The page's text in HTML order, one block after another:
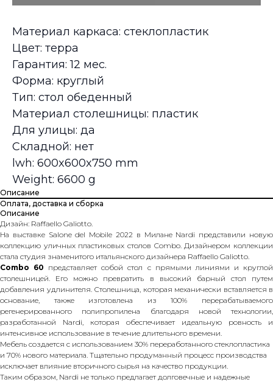
Материал каркаса: стеклопластик
Цвет: терра
Гарантия: 12 мес.
Форма: круглый
Тип: стол обеденный
Материал столешницы: пластик
Для улицы: да
Складной: нет
lwh: 600x600x750 mm
Weight: 6600 g
Описание
Оплата, доставка и сборка
Описание
Дизайн: Raffaello Galiotto.
На выставке Salone del Mobile 2022 в Милане Nardi представили новую
коллекцию уличных пластиковых столов Combo. Дизайнером коллекции
стала студия знаменитого итальянского дизайнера Raffaello Galiotto.
Combo 60 представляет собой стол с прямыми линиями и круглой
столешницей. Его можно превратить в высокий барный стол путем
добавления удлинителя. Столешница, которая механически вставляется в
основание, также изготовлена из 100% перерабатываемого
регенерированного полипропилена благодаря новой технологии,
разработанной Nardi, которая обеспечивает идеальную ровность и
интенсивное использование в течение длительного времени.
Мебель создается с использованием 30% переработанного стеклопластика
и 70% нового материала. Тщательно продуманный процесс производства
исключает влияние вторичного сырья на качество продукции.
Таким образом, Nardi не только предлагает долговечные и надежные